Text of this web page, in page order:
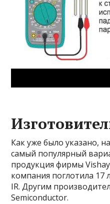
Как уже было указано,
самый популярный
продукция фирмы
компания поглотила 17
IR. Другим
Semiconductor.